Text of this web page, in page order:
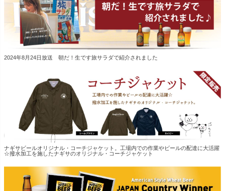
2024年8月24日放送 朝だ！生です旅サラダで紹介されました
ナギサビールオリジナル・コーチジャケット。工場内での作業やビールの配達に大活躍
☆撥水加工を施したナギサのオリジナル・コーチジャケット